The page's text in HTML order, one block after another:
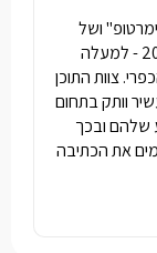
ושל
פורטלי תיירות נוספים. החברה קיימת משנה 2006 - למעלה
צוות התוכן
וותק בתחום
שלהם ובכך
את הכתיבה